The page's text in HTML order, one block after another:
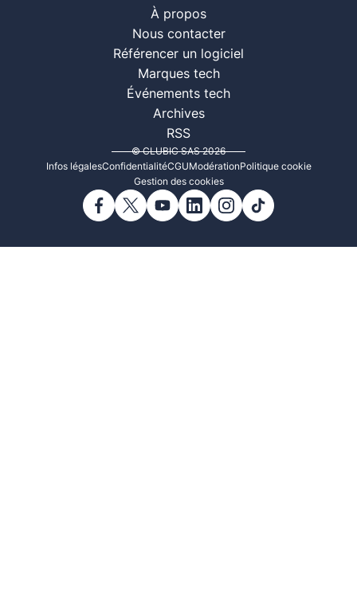
À propos
Nous contacter
Référencer un logiciel
Marques tech
Événements tech
Archives
RSS
© CLUBIC SAS 2026
Infos légalesConfidentialitéCGUModérationPolitique cookie
Gestion des cookies